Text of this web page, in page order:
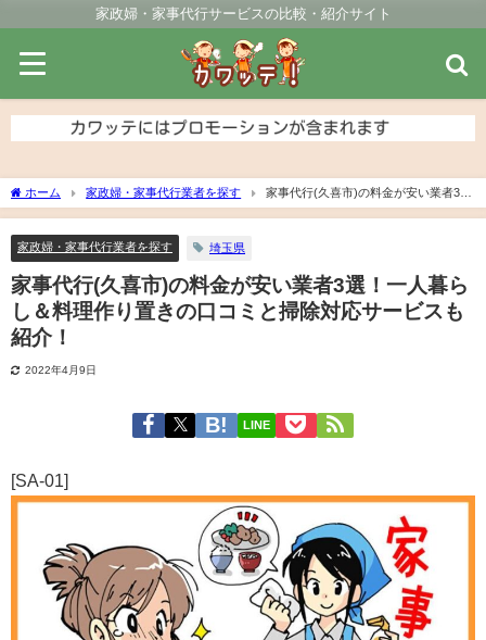
家政婦・家事代行サービスの比較・紹介サイト
ホーム 家政婦・家事代行業者を探す
家事代行(久喜市)の料金が安い業者3
選！一人暮らし＆料理作り置きの口コミと掃除対応サービスも紹介！
家政婦・家事代行業者を探す 埼玉県
家事代行(久喜市)の料金が安い業者3選！一人暮ら
し＆料理作り置きの口コミと掃除対応サービスも
紹介！
2022年4月9日
LINE
[SA-01]